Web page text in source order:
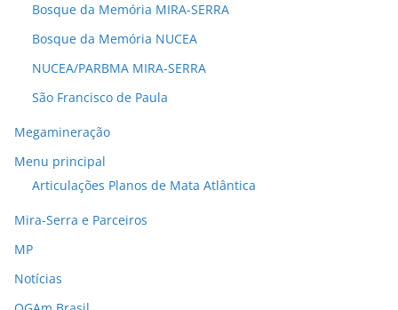
Bosque da Memória MIRA-SERRA
Bosque da Memória NUCEA
NUCEA/PARBMA MIRA-SERRA
São Francisco de Paula
Megamineração
Menu principal
Articulações Planos de Mata Atlântica
Mira-Serra e Parceiros
MP
Notícias